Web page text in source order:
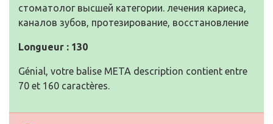
стоматолог высшей категории. лечения кариеса,
каналов зубов, протезирование, восстановление
Longueur : 130
Génial, votre balise META description contient entre
70 et 160 caractères.